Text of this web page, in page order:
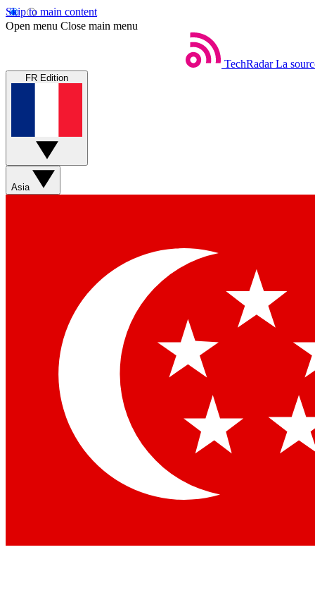
Skip to main content
Open menu Close main menu
TechRadar La
FR Edition
Asia